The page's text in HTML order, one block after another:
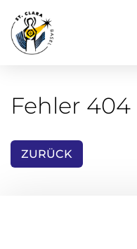
Fehler 404
ZURÜCK